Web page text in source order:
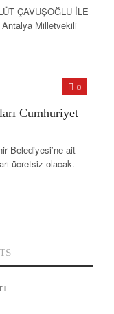
ÇAVUŞOĞLU İLE
Milletvekili
0
Cumhuriyet
Belediyesi’ne ait
ücretsiz olacak.